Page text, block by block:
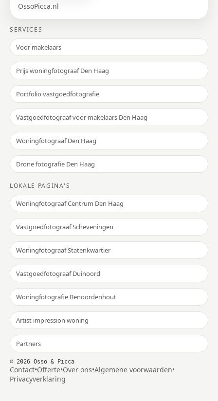
OssoPicca.nl
SERVICES
Voor makelaars
Prijs woningfotograaf Den Haag
Portfolio vastgoedfotografie
Vastgoedfotograaf voor makelaars Den Haag
Woningfotograaf Den Haag
Drone fotografie Den Haag
LOKALE PAGINA'S
Woningfotograaf Centrum Den Haag
Vastgoedfotograaf Scheveningen
Woningfotograaf Statenkwartier
Vastgoedfotograaf Duinoord
Woningfotografie Benoordenhout
Artist impression woning
Partners
© 2026 Osso & Picca
Contact•Offerte•Over ons•Algemene voorwaarden•
Privacyverklaring